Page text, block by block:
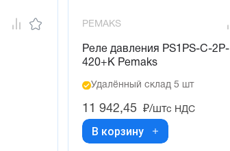
PEMAKS
Реле давления PS1PS-C-2P-
420+K Pemaks
Удалённый склад 5 шт
11 942,45 ₽/штс НДС
В корзину